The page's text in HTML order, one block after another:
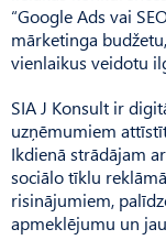
“Google Ads vai
mārketinga
vienlaikus veidotu
SIA J Konsult ir
uzņēmumiem
Ikdienā strādājam
sociālo tīklu
risinājumiem,
apmeklējumu un